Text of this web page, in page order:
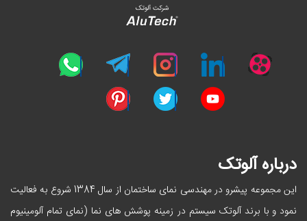
درباره آلوتک
این مجموعه پیشرو در مهندسی نمای ساختمان از سال 1384 شروع به فعالیت
نمود و با برند آلوتک سیستم در زمینه پوشش های نما (نمای تمام آلومینیوم